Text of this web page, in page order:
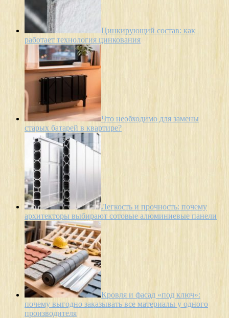
Цинкирующий состав: как
работает технология цинкования
Что необходимо для замены
старых батарей в квартире?
Легкость и прочность: почему
архитекторы выбирают сотовые алюминиевые панели
Кровля и фасад «под ключ»:
почему выгодно заказывать все материалы у одного
производителя